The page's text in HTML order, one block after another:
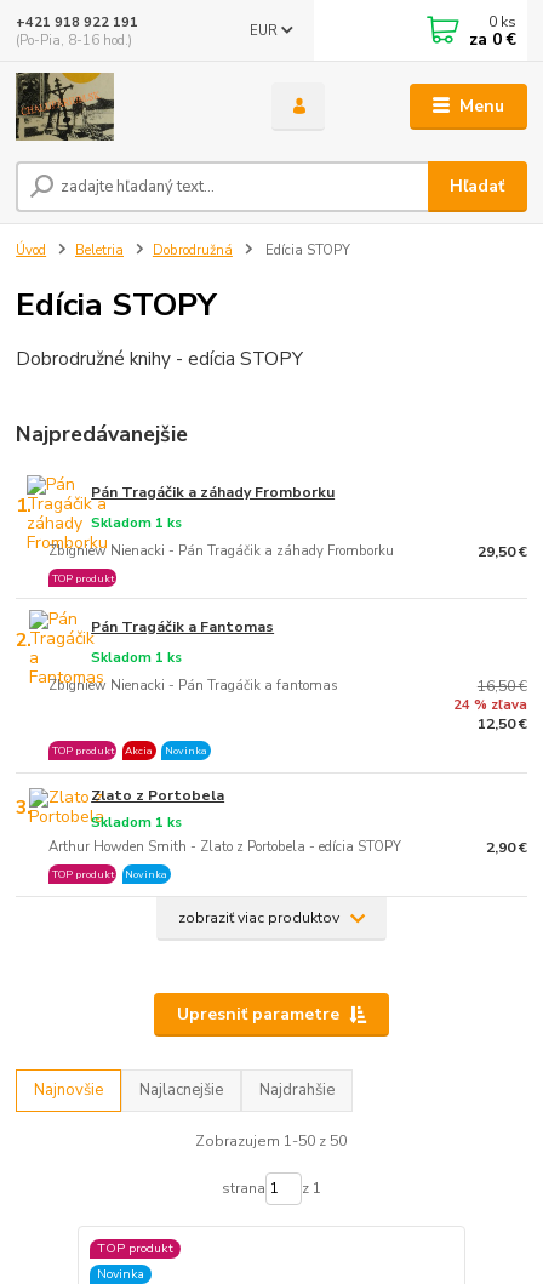
Menu
EUR
Hľadať
+421 918 922 191
(Po-Pia, 8-16 hod.)
0 ks
za 0 €
Úvod Beletria Dobrodružná Edícia STOPY
Edícia STOPY
Dobrodružné knihy - edícia STOPY
Najpredávanejšie
1. Pán Tragáčik a záhady Fromborku
Zbigniew Nienacki - Pán Tragáčik a záhady Fromborku
Skladom 1 ks
TOP produkt
29,50 €
2. Pán Tragáčik a Fantomas
Zbigniew Nienacki - Pán Tragáčik a fantomas
Skladom 1 ks
TOP produkt Akcia Novinka
16,50 €
24 % zľava
12,50 €
3. Zlato z Portobela
Arthur Howden Smith - Zlato z Portobela - edícia STOPY
Skladom 1 ks
TOP produkt Novinka
2,90 €
zobraziť viac produktov
Upresniť parametre
Najnovšie Najlacnejšie Najdrahšie
Zobrazujem 1-50 z 50
strana z 1
TOP produkt
Novinka